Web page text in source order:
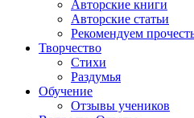
Авторские книги
Авторские статьи
Рекомендуем
Творчество
Стихи
Раздумья
Обучение
Отзывы учеников